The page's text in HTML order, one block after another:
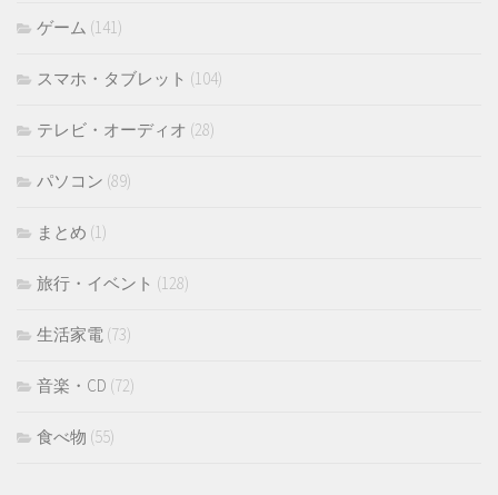
ゲーム (141)
スマホ・タブレット (104)
テレビ・オーディオ (28)
パソコン (89)
まとめ (1)
旅行・イベント (128)
生活家電 (73)
音楽・CD (72)
食べ物 (55)